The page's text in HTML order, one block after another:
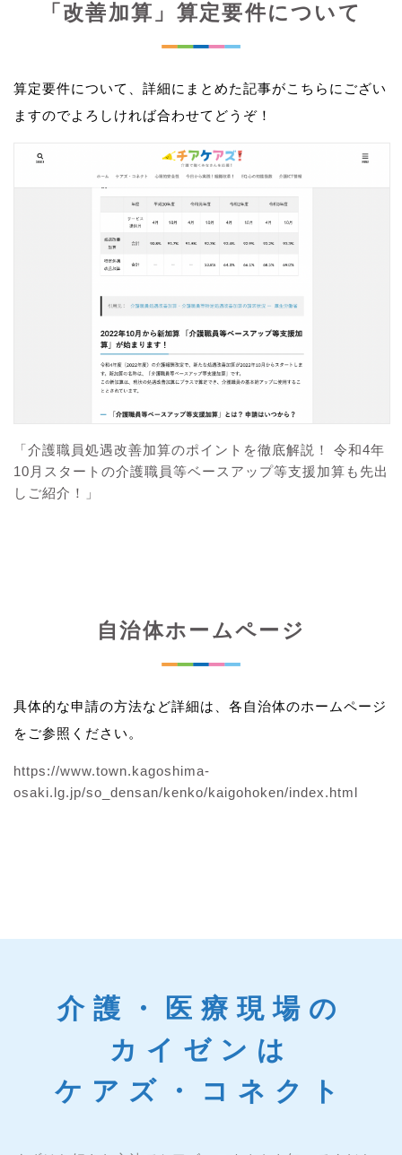
「改善加算」算定要件について
算定要件について、詳細にまとめた記事がこちらにござい
ますのでよろしければ合わせてどうぞ！
「介護職員処遇改善加算のポイントを徹底解説！ 令和4年
10月スタートの介護職員等ベースアップ等支援加算も先出
しご紹介！」
自治体ホームページ
具体的な申請の方法など詳細は、各自治体のホームページ
をご参照ください。
https://www.town.kagoshima-
osaki.lg.jp/so_densan/kenko/kaigohoken/index.html
介護・医療現場の
カイゼンは
ケアズ・コネクト